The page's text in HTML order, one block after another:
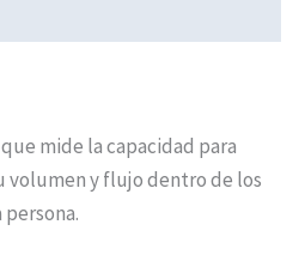
mide la capacidad para
volumen y flujo dentro de los